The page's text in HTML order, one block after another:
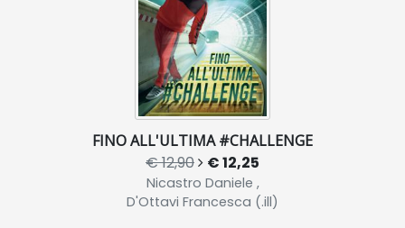
FINO ALL'ULTIMA #CHALLENGE
€ 12,90 € 12,25
Nicastro Daniele ,
D'Ottavi Francesca (.ill)